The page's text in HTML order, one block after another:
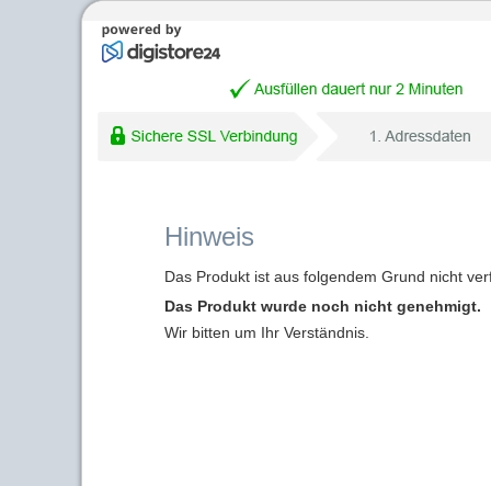
Hinweis
Das Produkt ist aus folgendem Grund nicht
Das Produkt wurde noch nicht genehmigt.
Wir bitten um Ihr Verständnis.